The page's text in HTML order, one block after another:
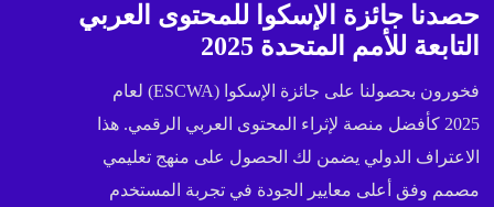
حصدنا جائزة الإسكوا للمحتوى العربي
التابعة للأمم المتحدة 2025
فخورون بحصولنا على جائزة الإسكوا (ESCWA) لعام
2025 كأفضل منصة لإثراء المحتوى العربي الرقمي. هذا
الاعتراف الدولي يضمن لك الحصول على منهج تعليمي
مصمم وفق أعلى معايير الجودة في تجربة المستخدم